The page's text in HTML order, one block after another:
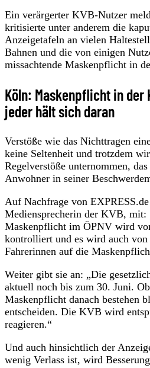
Ein verärgerter KVB-Nutzer
kritisierte unter anderem die
Anzeigetafeln an vielen
Bahnen und die von einigen
missachtende Maskenpflicht in
Köln: Maskenpflicht in der
jeder hält sich daran
Verstöße wie das Nichttragen
keine Seltenheit und trotzdem
Regelverstöße unternommen,
Anwohner in seiner
Auf Nachfrage von
Mediensprecherin der KVB, mit:
Maskenpflicht im ÖPNV wird
kontrolliert und es wird auch von
Fahrerinnen auf die
Weiter gibt sie an: „Die
aktuell noch bis zum 30. Juni.
Maskenpflicht danach bestehen
entscheiden. Die KVB wird
reagieren.“
Und auch hinsichtlich der
wenig Verlass ist, wird